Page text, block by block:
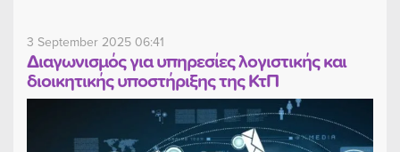
3 September 2025 06:41
Διαγωνισμός για υπηρεσίες λογιστικής και
διοικητικής υποστήριξης της ΚτΠ